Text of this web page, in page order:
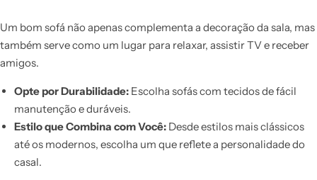
Um bom sofá não apenas complementa a decoração da sala, mas
também serve como um lugar para relaxar, assistir TV e receber
amigos.
Opte por Durabilidade:Escolha sofás com tecidos de fácil
manutenção e duráveis.
Estilo que Combina com Você:Desde estilos mais clássicos
até os modernos, escolha um que reflete a personalidade do
casal.